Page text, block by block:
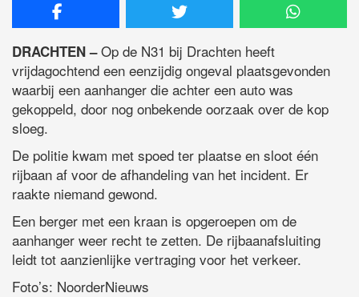
DRACHTEN –Op de N31 bij Drachten heeft
vrijdagochtend een eenzijdig ongeval plaatsgevonden
waarbij een aanhanger die achter een auto was
gekoppeld, door nog onbekende oorzaak over de kop
sloeg.
De politie kwam met spoed ter plaatse en sloot één
rijbaan af voor de afhandeling van het incident. Er
raakte niemand gewond.
Een berger met een kraan is opgeroepen om de
aanhanger weer recht te zetten. De rijbaanafsluiting
leidt tot aanzienlijke vertraging voor het verkeer.
Foto’s: NoorderNieuws